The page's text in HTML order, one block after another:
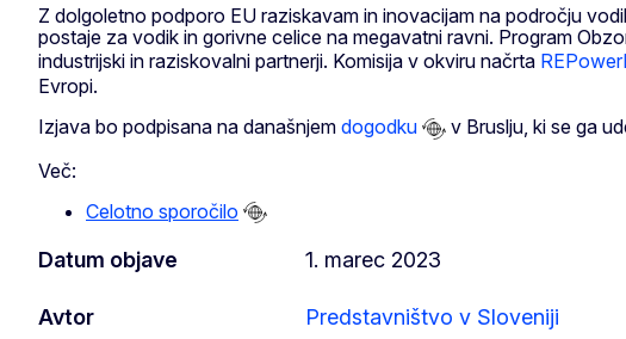
Z dolgoletno podporo EU raziskavam in inovacijam na področju
postaje za vodik in gorivne celice na megavatni ravni. Program
industrijski in raziskovalni partnerji. Komisija v okviru načrta
Evropi.
Izjava bo podpisana na današnjem dogodku
v Bruslju, ki se ga
Več:
Celotno sporočilo
Datum objave 1. marec 2023
Avtor Predstavništvo v Sloveniji